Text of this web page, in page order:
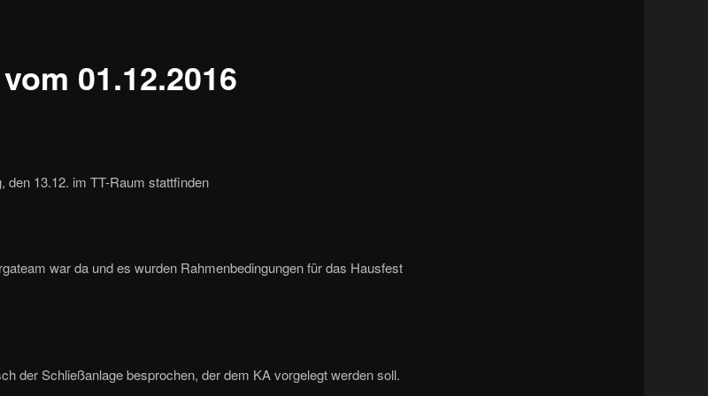
01.12.2016
den 13.12. im TT-Raum stattfinden
war da und es wurden Rahmenbedingungen für das Hausfest
der Schließanlage besprochen, der dem KA vorgelegt werden soll.